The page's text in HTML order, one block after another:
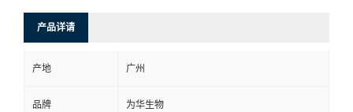
产品详请
产地 广州
品牌 为华生物